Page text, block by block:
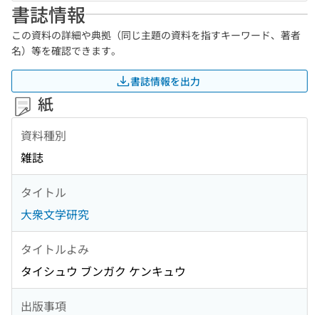
書誌情報
この資料の詳細や典拠（同じ主題の資料を指すキーワード、著者
名）等を確認できます。
書誌情報を出力
紙
資料種別
雑誌
タイトル
大衆文学研究
タイトルよみ
タイシュウ ブンガク ケンキュウ
出版事項